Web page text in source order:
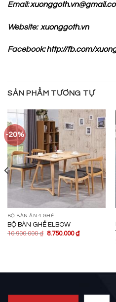
Email:
Website: xuonggoth.vn
Facebook:http://fb.com/
SẢN PHẨM TƯƠNG TỰ
-20%
BỘ BÀN ĂN 4 GHẾ
BỘ BÀN GHẾ ELBOW
10.900.000₫ 8.750.000₫